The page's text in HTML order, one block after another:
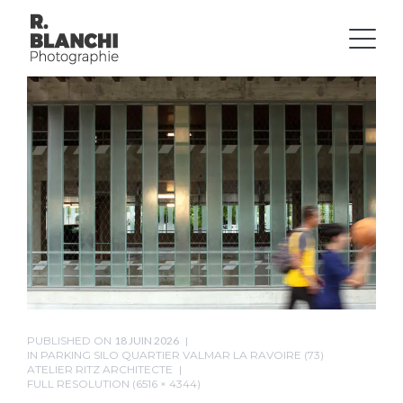
PUBLISHED ON 18 JUIN 2026
IN PARKING SILO QUARTIER VALMAR LA RAVOIRE (73)
ATELIER RITZ ARCHITECTE
FULL RESOLUTION (6516 × 4344)